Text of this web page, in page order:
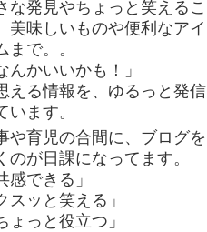
な発見やちょっと笑えるこ
美味しいものや便利なアイ
まで。。
んかいいかも！」
える情報を、ゆるっと発信
います。
や育児の合間に、ブログを
のが日課になってます。
感できる」
スッと笑える」
ょっと役立つ」